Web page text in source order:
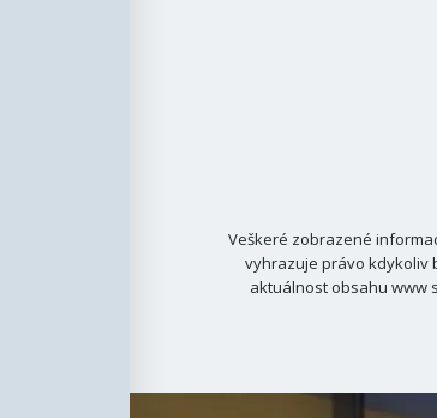
Veškeré zobrazené
vyhrazuje právo kdykoliv
aktuálnost obsahu www